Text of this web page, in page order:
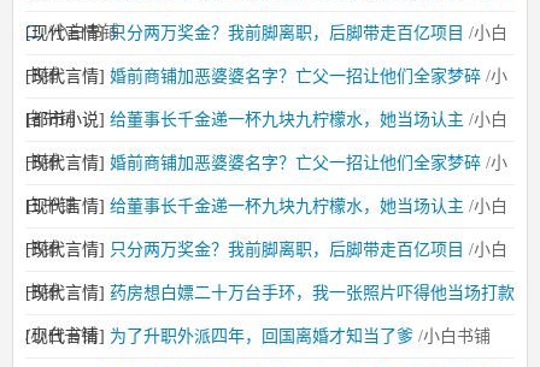
二/小白书铺
[现代言情] 只分两万奖金？我前脚离职，后脚带走百亿项目 /小白
书铺
[现代言情] 婚前商铺加恶婆婆名字？亡父一招让他们全家梦碎 /小
白书铺
[都市小说] 给董事长千金递一杯九块九柠檬水，她当场认主 /小白
书铺
[现代言情] 婚前商铺加恶婆婆名字？亡父一招让他们全家梦碎 /小
白书铺
[现代言情] 给董事长千金递一杯九块九柠檬水，她当场认主 /小白
书铺
[现代言情] 只分两万奖金？我前脚离职，后脚带走百亿项目 /小白
书铺
[现代言情] 药房想白嫖二十万台手环，我一张照片吓得他当场打款
/小白书铺
[现代言情] 为了升职外派四年，回国离婚才知当了爹 /小白书铺